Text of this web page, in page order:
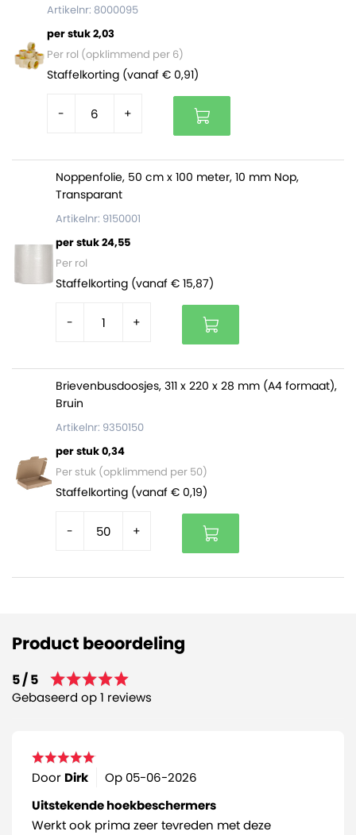
De hoekbeschermers zijn verpakt per doos à 2000
stuks. Op een volle pallet zitten 72000 stuks (36 dozen).
Artikelnr: 8000095
per stuk 2,03
Per rol (opklimmend per 6)
Staffelkorting (vanaf € 0,91)
- +
Noppenfolie, 50 cm x 100 meter, 10 mm Nop,
Transparant
Artikelnr: 9150001
per stuk 24,55
Per rol
Staffelkorting (vanaf € 15,87)
- +
Brievenbusdoosjes, 311 x 220 x 28 mm (A4 formaat),
Bruin
Artikelnr: 9350150
per stuk 0,34
Per stuk (opklimmend per 50)
Staffelkorting (vanaf € 0,19)
- +
Product beoordeling
5 / 5
Gebaseerd op 1 reviews
Door Dirk Op 05-06-2026
Uitstekende hoekbeschermers
Werkt ook prima zeer tevreden met deze